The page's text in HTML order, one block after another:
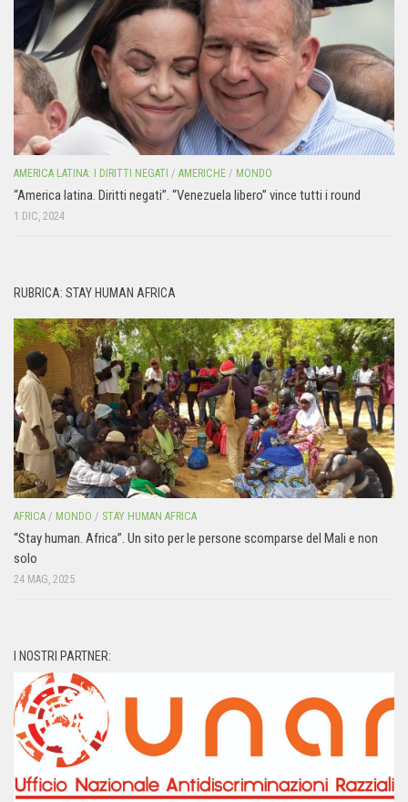
AMERICA LATINA: I DIRITTI NEGATI / AMERICHE / MONDO
“America latina. Diritti negati”. “Venezuela libero” vince tutti i round
1 DIC, 2024
RUBRICA: STAY HUMAN AFRICA
AFRICA / MONDO / STAY HUMAN AFRICA
“Stay human. Africa”. Un sito per le persone scomparse del Mali e non
solo
24 MAG, 2025
I NOSTRI PARTNER: